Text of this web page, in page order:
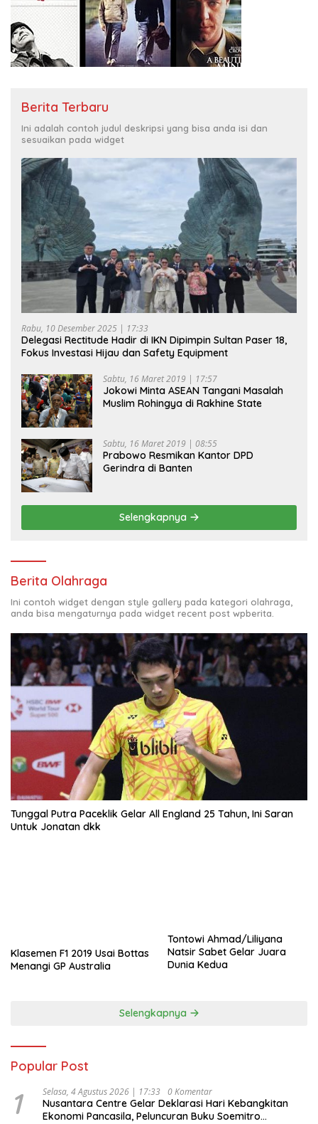
Berita Terbaru
Ini adalah contoh judul deskripsi yang bisa anda isi dan
sesuaikan pada widget
Rabu, 10 Desember 2025 | 17:33
Delegasi Rectitude Hadir di IKN Dipimpin Sultan Paser 18,
Fokus Investasi Hijau dan Safety Equipment
Sabtu, 16 Maret 2019 | 17:57
Jokowi Minta ASEAN Tangani Masalah
Muslim Rohingya di Rakhine State
Sabtu, 16 Maret 2019 | 08:55
Prabowo Resmikan Kantor DPD
Gerindra di Banten
Selengkapnya
Berita Olahraga
Ini contoh widget dengan style gallery pada kategori olahraga,
anda bisa mengaturnya pada widget recent post wpberita.
Tunggal Putra Paceklik Gelar All England 25 Tahun, Ini Saran
Untuk Jonatan dkk
Klasemen F1 2019 Usai Bottas
Menangi GP Australia
Tontowi Ahmad/Liliyana
Natsir Sabet Gelar Juara
Dunia Kedua
Selengkapnya
Popular Post
1 Selasa, 4 Agustus 2026 | 17:33 0 Komentar
Nusantara Centre Gelar Deklarasi Hari Kebangkitan
Ekonomi Pancasila, Peluncuran Buku Soemitro